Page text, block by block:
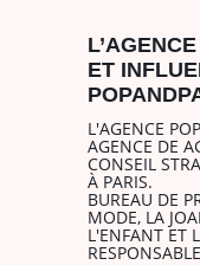
ET
L'AGENCE
AGENCE DE
CONSEIL
À PARIS.
BUREAU DE
MODE, LA
L'ENFANT ET